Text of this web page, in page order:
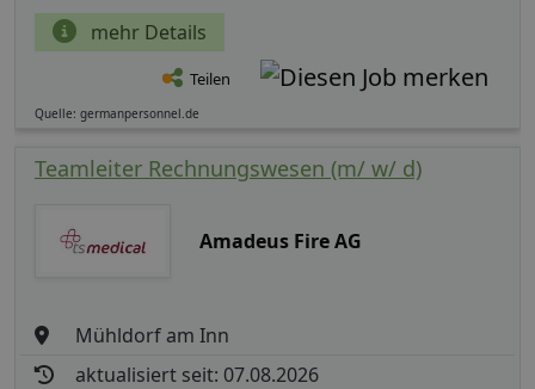
mehr Details
Teilen
Quelle: germanpersonnel.de
Teamleiter Rechnungswesen (m/ w/ d)
Amadeus Fire AG
Mühldorf am Inn
aktualisiert seit: 07.08.2026